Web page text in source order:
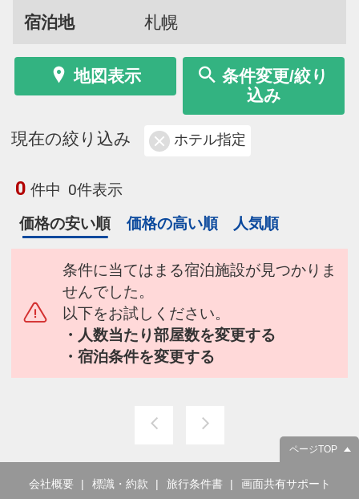
宿泊地
札幌
地図表示
条件変更/絞り
込み
現在の絞り込み ホテル指定
0 件中 0件表示
価格の安い順
価格の高い順 人気順
条件に当てはまる宿泊施設が見つかりま
せんでした。
以下をお試しください。
・人数当たり部屋数を変更する
・宿泊条件を変更する
ページTOP
会社概要 標識・約款 旅行条件書 画面共有サポート